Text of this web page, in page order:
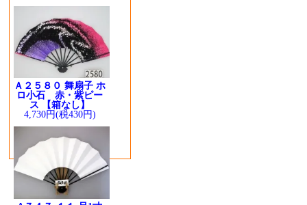
Ａ２５８０ 舞扇子 ホ
ロ小石 赤・紫ピー
ス 【箱なし】
4,730円(税430円)